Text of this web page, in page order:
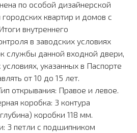
по особой дизайнерской
квартир и домов с
внутреннего
в заводских условиях
службы данной входной двери,
указанных в Паспорте
от 10 до 15 лет.
открывания: Правое и левое.
коробка: 3 контура
коробки 118 мм.
3 петли с подшипником